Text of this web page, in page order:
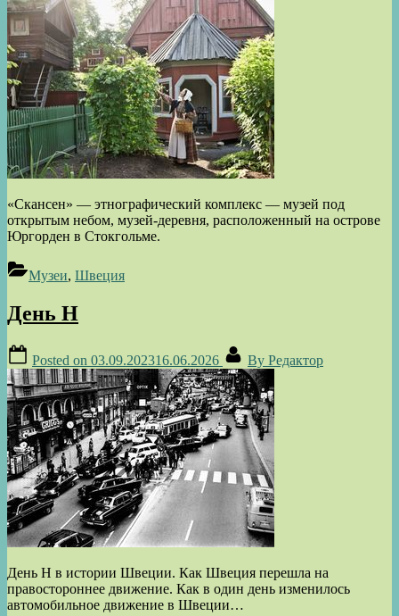
«Скансен» — этнографический комплекс — музей под
открытым небом, музей-деревня, расположенный на острове
Юргорден в Стокгольме.
Музеи, Швеция
День Н
Posted on 03.09.202316.06.2026 By Редактор
День Н в истории Швеции. Как Швеция перешла на
правостороннее движение. Как в один день изменилось
автомобильное движение в Швеции…